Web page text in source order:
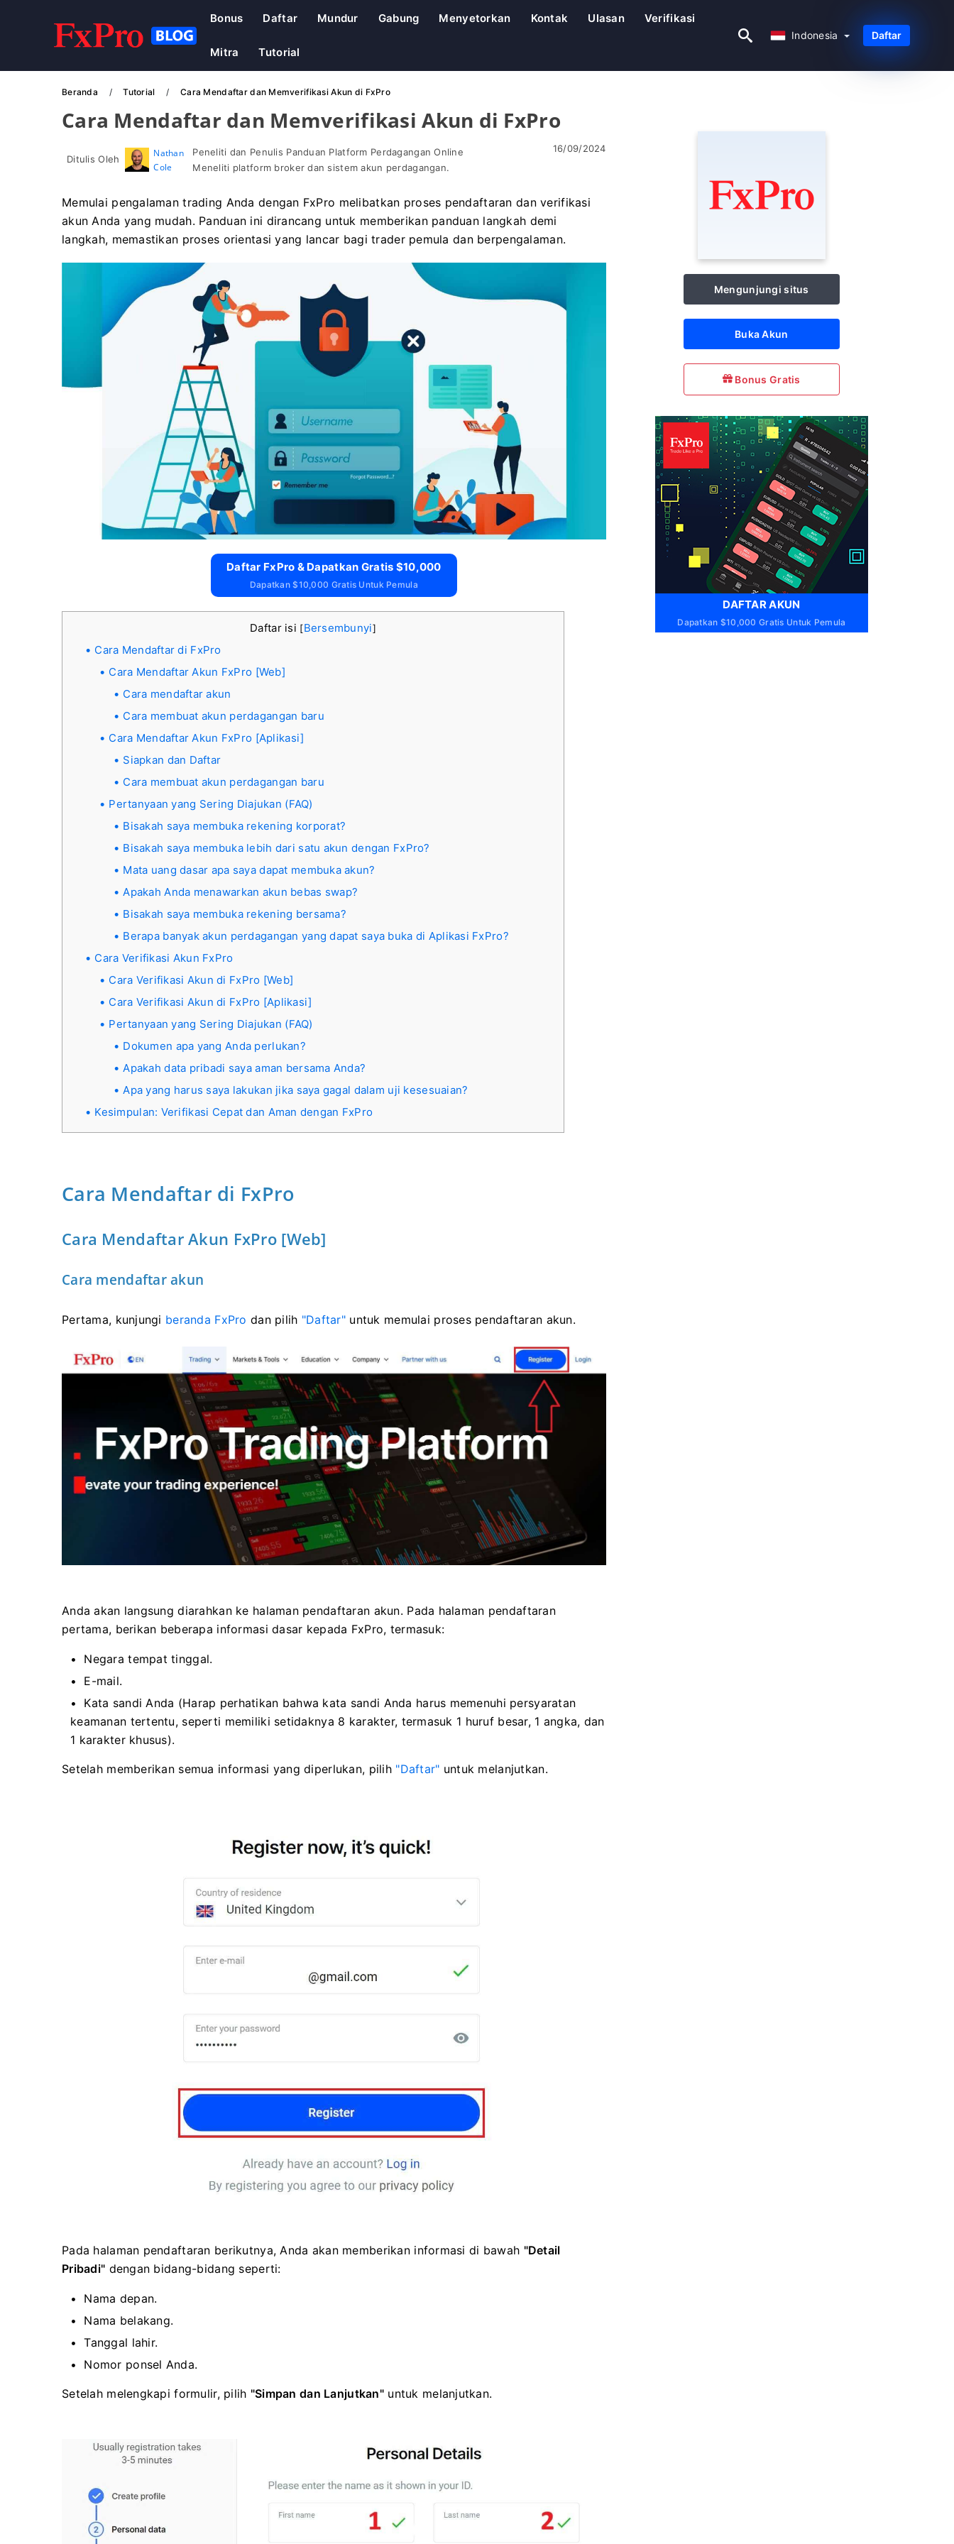
Bonus Daftar Mundur Gabung Menyetorkan Kontak Ulasan Verifikasi
Mitra Tutorial
Indonesia Daftar
Beranda Tutorial Cara Mendaftar dan Memverifikasi Akun di FxPro
Cara Mendaftar dan Memverifikasi Akun di FxPro
Ditulis Oleh
Nathan
Cole
Peneliti dan Penulis Panduan Platform Perdagangan Online
Meneliti platform broker dan sistem akun perdagangan.
16/09/2024
Memulai pengalaman trading Anda dengan FxPro melibatkan proses pendaftaran dan verifikasi
akun Anda yang mudah. Panduan ini dirancang untuk memberikan panduan langkah demi
langkah, memastikan proses orientasi yang lancar bagi trader pemula dan berpengalaman.
Daftar FxPro & Dapatkan Gratis $10,000
Dapatkan $10,000 Gratis Untuk Pemula
Daftar isi [Bersembunyi]
Cara Mendaftar di FxPro
Cara Mendaftar Akun FxPro [Web]
Cara mendaftar akun
Cara membuat akun perdagangan baru
Cara Mendaftar Akun FxPro [Aplikasi]
Siapkan dan Daftar
Cara membuat akun perdagangan baru
Pertanyaan yang Sering Diajukan (FAQ)
Bisakah saya membuka rekening korporat?
Bisakah saya membuka lebih dari satu akun dengan FxPro?
Mata uang dasar apa saya dapat membuka akun?
Apakah Anda menawarkan akun bebas swap?
Bisakah saya membuka rekening bersama?
Berapa banyak akun perdagangan yang dapat saya buka di Aplikasi FxPro?
Cara Verifikasi Akun FxPro
Cara Verifikasi Akun di FxPro [Web]
Cara Verifikasi Akun di FxPro [Aplikasi]
Pertanyaan yang Sering Diajukan (FAQ)
Dokumen apa yang Anda perlukan?
Apakah data pribadi saya aman bersama Anda?
Apa yang harus saya lakukan jika saya gagal dalam uji kesesuaian?
Kesimpulan: Verifikasi Cepat dan Aman dengan FxPro
Cara Mendaftar di FxPro
Cara Mendaftar Akun FxPro [Web]
Cara mendaftar akun
Pertama, kunjungi beranda FxPro dan pilih "Daftar" untuk memulai proses pendaftaran akun.
Anda akan langsung diarahkan ke halaman pendaftaran akun. Pada halaman pendaftaran
pertama, berikan beberapa informasi dasar kepada FxPro, termasuk:
Negara tempat tinggal.
E-mail.
Kata sandi Anda (Harap perhatikan bahwa kata sandi Anda harus memenuhi persyaratan
keamanan tertentu, seperti memiliki setidaknya 8 karakter, termasuk 1 huruf besar, 1 angka, dan
1 karakter khusus).
Setelah memberikan semua informasi yang diperlukan, pilih "Daftar" untuk melanjutkan.
Pada halaman pendaftaran berikutnya, Anda akan memberikan informasi di bawah "Detail
Pribadi" dengan bidang-bidang seperti:
Nama depan.
Nama belakang.
Tanggal lahir.
Nomor ponsel Anda.
Setelah melengkapi formulir, pilih "Simpan dan Lanjutkan"untuk melanjutkan.
Mengunjungi situs
Buka Akun
Bonus Gratis
DAFTAR AKUN
Dapatkan $10,000 Gratis Untuk Pemula